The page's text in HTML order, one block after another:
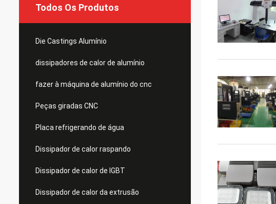
Todos Os Produtos
Die Castings Alumínio
dissipadores de calor de alumínio
fazer à máquina de alumínio do cnc
Peças giradas CNC
Placa refrigerando de água
Dissipador de calor raspando
Dissipador de calor de IGBT
Dissipador de calor da extrusão